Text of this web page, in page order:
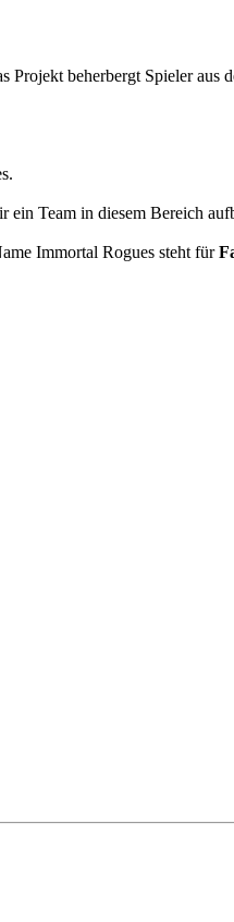
Projekt beherbergt Spieler aus
Team in diesem Bereich
Immortal Rogues steht für